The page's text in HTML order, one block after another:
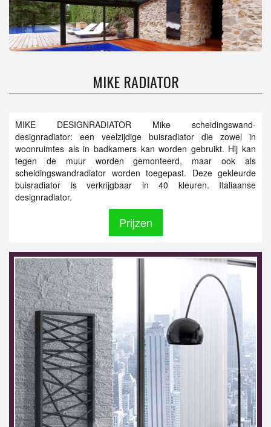
MIKE RADIATOR
MIKE DESIGNRADIATOR Mike scheidingswand-
designradiator: een veelzijdige buisradiator die zowel in
woonruimtes als in badkamers kan worden gebruikt. Hij kan
tegen de muur worden gemonteerd, maar ook als
scheidingswandradiator worden toegepast. Deze gekleurde
buisradiator is verkrijgbaar in 40 kleuren. Italiaanse
designradiator.
Prijzen